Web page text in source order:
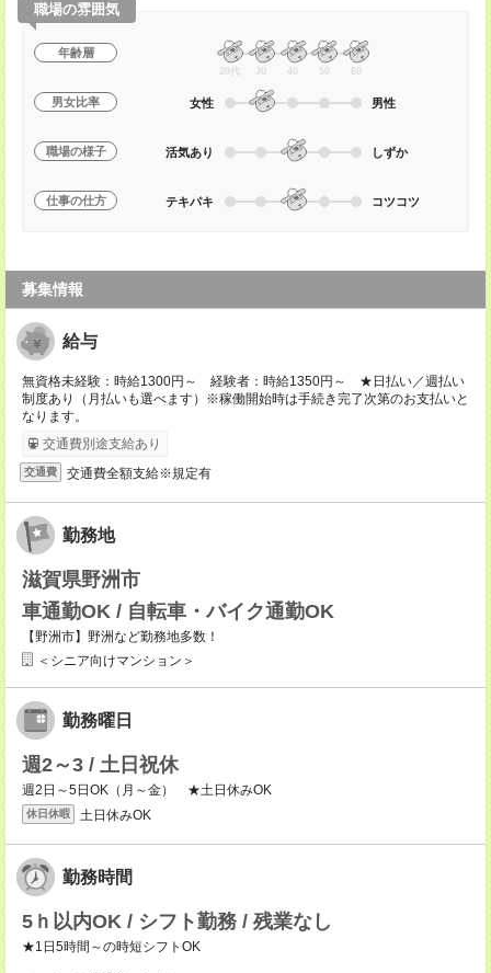
職場の雰囲気
年齢層
20代 30 40 50 60
男女比率 女性 男性
職場の様子 活気あり しずか
仕事の仕方 テキパキ コツコツ
募集情報
給与
無資格未経験：時給1300円～ 経験者：時給1350円～ ★日払い／週払い
制度あり（月払いも選べます）※稼働開始時は手続き完了次第のお支払いと
なります。
交通費別途支給あり
交通費 交通費全額支給※規定有
勤務地
滋賀県野洲市
車通勤OK / 自転車・バイク通勤OK
【野洲市】野洲など勤務地多数！
＜シニア向けマンション＞
勤務曜日
週2～3 / 土日祝休
週2日～5日OK（月～金） ★土日休みOK
休日休暇 土日休みOK
勤務時間
5ｈ以内OK / シフト勤務 / 残業なし
★1日5時間～の時短シフトOK